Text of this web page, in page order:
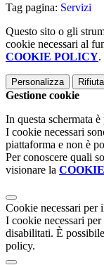
Tag pagina: Servizi
Questo sito o gli
cookie necessari al
COOKIE POLICY.
Personalizza
Gestione cookie
In questa schermata
I cookie necessari
piattaforma e non è
Per conoscere quali
visionare la
Cookie necessari per
I cookie necessari
disabilitati. È
policy.